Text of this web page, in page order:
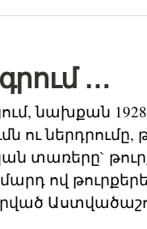
…
նախքան
ներդրումը,
տառերը`
ով